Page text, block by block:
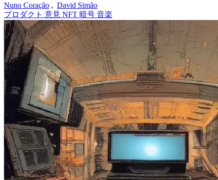
Nuno Coração , David Simão
プロダクト 意見 NFT 暗号 音楽